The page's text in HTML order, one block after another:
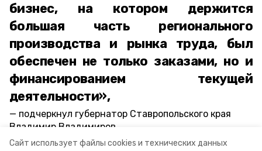
Сайт использует файлы cookies и технических данных
бизнес, на котором держится
большая часть регионального
производства и рынка труда, был
обеспечен не только заказами, но и
финансированием текущей
деятельности»,
подчеркнул губернатор Ставропольского края
Владимир Владимиров.